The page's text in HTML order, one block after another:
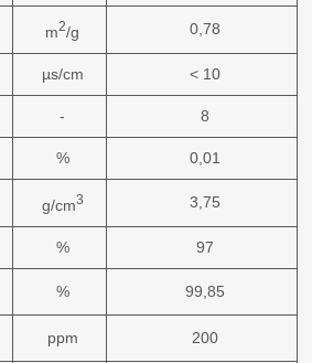
m2/g 0,78
µs/cm < 10
- 8
% 0,01
g/cm3 3,75
% 97
% 99,85
ppm 200